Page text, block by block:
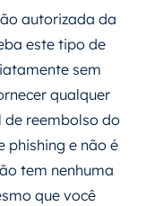
autorizada da
este tipo de
sem
qualquer
de reembolso do
phishing e não é
tem nenhuma
que você